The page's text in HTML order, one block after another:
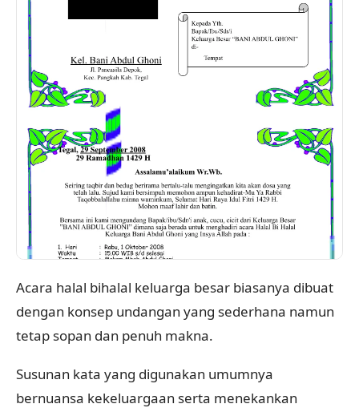
Acara halal bihalal keluarga besar biasanya dibuat
dengan konsep undangan yang sederhana namun
tetap sopan dan penuh makna.
Susunan kata yang digunakan umumnya
bernuansa kekeluargaan serta menekankan